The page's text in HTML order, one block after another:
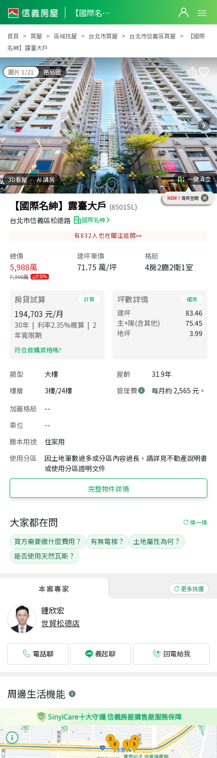
【國際名紳】露臺大戶
【國際名紳】露臺大戶
首頁 買屋 區域找屋 台北市買屋 台北市信義區買屋
【國際
名紳】露臺大戶
圖片 1/21 格局圖
3D看屋 AI 講房 一鍵清空
NEW！ 清爽空間
【國際名紳】露臺大戶 (8501SL)
台北市信義區松德路
國際名紳
有832 人也在關注這間👀
總價
5,988萬
7,300萬 17.97%
建坪單價
71.75 萬/坪
格局
4房2廳2衛1室
房貸試算 計算
194,703 元/月
30年 | 利率2.35%概算 | 2
年寬限期
​符合首購資格嗎?
坪數詳情 細項
建坪
83.46
主+陽(含其他)
75.45
地坪
3.99
類型 大樓 屋齡
31.9年
樓層
3樓/24樓 管理費
每月約 2,565 元。
加蓋格局
--
車位
--
謄本用途
住家用
使用分區
因土地筆數過多或分區內容過長，請詳見不動產說明書
或使用分區證明文件
完整物件詳情
本案專家 更多挑選
鍾欣宏
世貿松德店
電話聊 義起聊 回電給我
大家都在問 換一換
買方需要繳什麼費用？ 有無電梯？
土地屬性為何？
是否使用天然瓦斯？
周邊生活機能
SinyiCare十大守護 信義房屋購售屋服務保障